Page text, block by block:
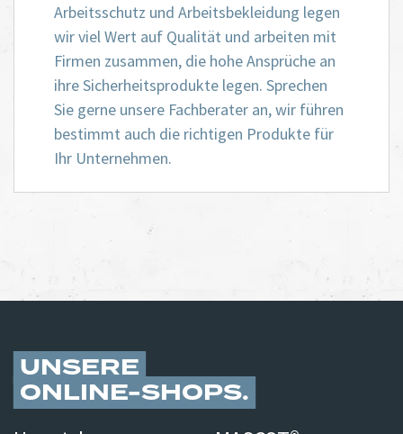
Arbeitsschutz und Arbeitsbekleidung legen
wir viel Wert auf Qualität und arbeiten mit
Firmen zusammen, die hohe Ansprüche an
ihre Sicherheitsprodukte legen. Sprechen
Sie gerne unsere Fachberater an, wir führen
bestimmt auch die richtigen Produkte für
Ihr Unternehmen.
UNSERE
ONLINE-SHOPS